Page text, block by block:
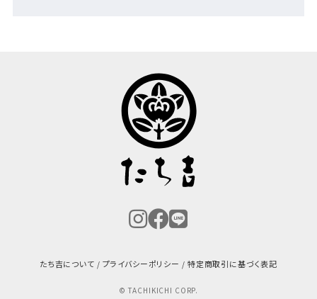
たち吉について プライバシーポリシー 特定商取引に基づく表記
© TACHIKICHI CORP.